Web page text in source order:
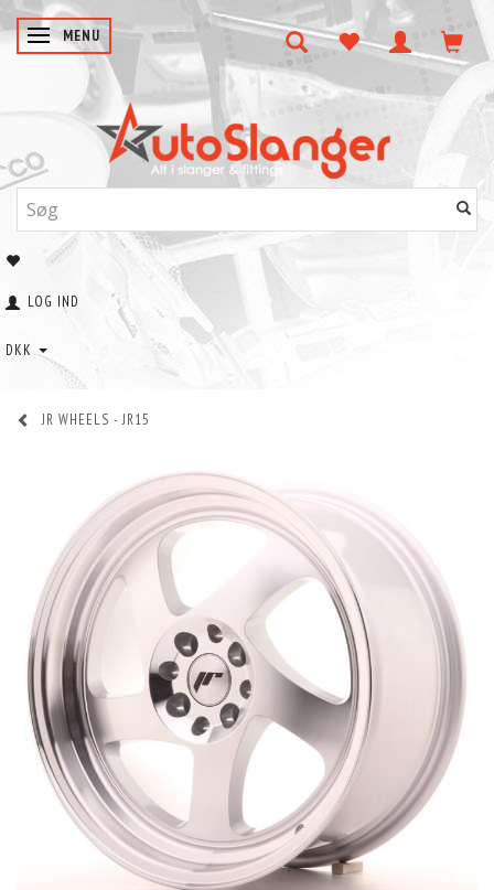
SKIFTE NAVIGATION
MENU
LOG IND
DKK
JR WHEELS - JR15